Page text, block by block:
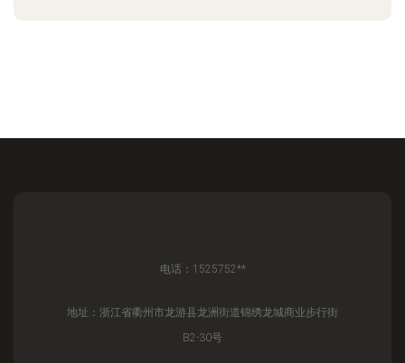
电话：1525752**
地址：浙江省衢州市龙游县龙洲街道锦绣龙城商业步行街
B2-30号